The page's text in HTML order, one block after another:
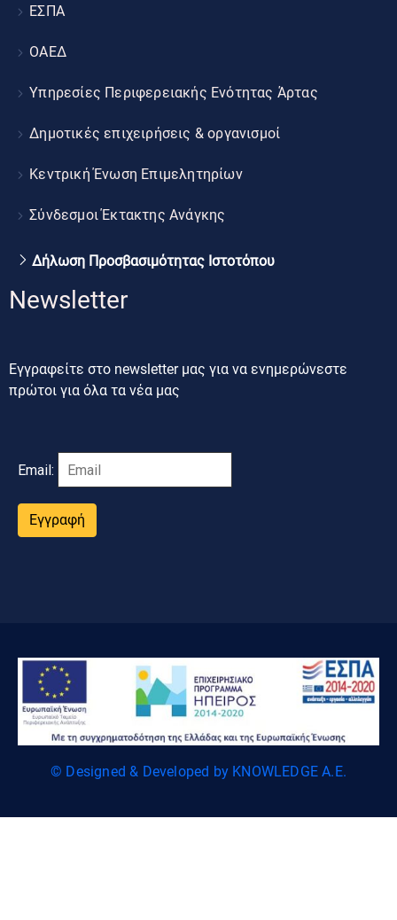
ΕΣΠΑ
ΟΑΕΔ
Υπηρεσίες Περιφερειακής Ενότητας Άρτας
Δημοτικές επιχειρήσεις & οργανισμοί
Κεντρική Ένωση Επιμελητηρίων
Σύνδεσμοι Έκτακτης Ανάγκης
Δήλωση Προσβασιμότητας Ιστοτόπου
Newsletter
Εγγραφείτε στο newsletter μας για να ενημερώνεστε
πρώτοι για όλα τα νέα μας
Email:
Εγγραφή
© Designed & Developed by KNOWLEDGE A.E.